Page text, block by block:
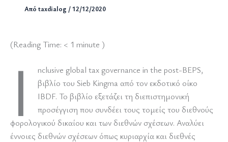
Από taxdialog /12/12/2020
(Reading Time: < 1 minute )
I
nclusive global tax governance in the post-BEPS,
βιβλίο του Sieb Kingma από τον εκδοτικό οίκο
IBDF. Το βιβλίο εξετάζει τη διεπιστημονική
προσέγγιση που συνδέει τους τομείς του διεθνούς
φορολογικού δικαίου και των διεθνών σχέσεων. Αναλύει
έννοιες διεθνών σχέσεων όπως κυριαρχία και διεθνές